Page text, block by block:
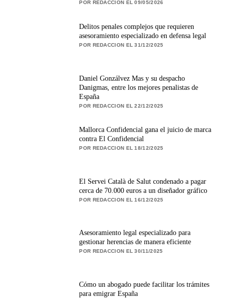
POR REDACCION EL 09/05/2026
Delitos penales complejos que requieren
asesoramiento especializado en defensa legal
POR REDACCION EL 31/12/2025
Daniel Gonzálvez Mas y su despacho
Danigmas, entre los mejores penalistas de
España
POR REDACCION EL 22/12/2025
Mallorca Confidencial gana el juicio de marca
contra El Confidencial
POR REDACCION EL 18/12/2025
El Servei Català de Salut condenado a pagar
cerca de 70.000 euros a un diseñador gráfico
POR REDACCION EL 16/12/2025
Asesoramiento legal especializado para
gestionar herencias de manera eficiente
POR REDACCION EL 30/11/2025
Cómo un abogado puede facilitar los trámites
para emigrar España